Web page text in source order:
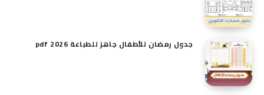
جدول رمضان للأطفال جاهز للطباعة pdf 2026